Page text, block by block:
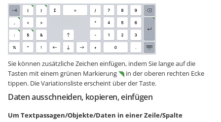
Sie können zusätzliche Zeichen einfügen, indem Sie lange auf die
Tasten mit einem grünen Markierung
in der oberen rechten Ecke
tippen. Die Variationsliste erscheint über der Taste.
Daten ausschneiden, kopieren, einfügen
Um Textpassagen/Objekte/Daten in einer Zeile/Spalte